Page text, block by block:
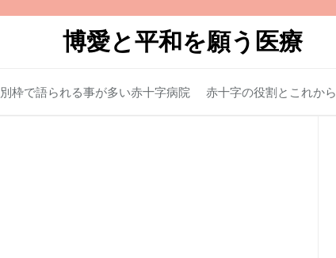
博愛と平和を願う医療
別枠で語られる事が多い赤十字病院 赤十字の役割とこれから